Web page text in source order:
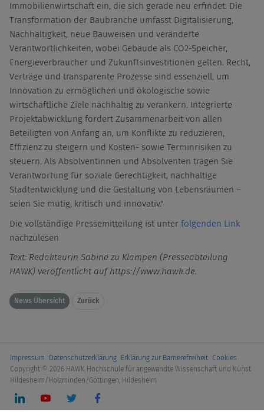
Immobilienwirtschaft ein, die sich gerade neu erfindet. Die
Transformation der Baubranche umfasst Digitalisierung,
Nachhaltigkeit, neue Bauweisen und veränderte
Verantwortlichkeiten, wobei Gebäude als CO2-Speicher,
Energieverbraucher und Zukunftsinvestitionen gelten. Recht,
Verträge und transparente Prozesse sind essenziell, um
Innovation zu ermöglichen und ökologische sowie
wirtschaftliche Ziele nachhaltig zu verankern. Integrierte
Projektabwicklung fordert Zusammenarbeit von allen
Beteiligten von Anfang an, um Konflikte zu reduzieren,
Effizienz zu steigern und Kosten- sowie Terminrisiken zu
steuern. Als Absolventinnen und Absolventen tragen Sie
Verantwortung für soziale Gerechtigkeit, nachhaltige
Stadtentwicklung und die Gestaltung von Lebensräumen –
seien Sie mutig, kritisch und innovativ."
Die vollständige Pressemitteilung ist unter folgenden Link
nachzulesen
Text: Redakteurin Sabine zu Klampen (Presseabteilung
HAWK) veröffentlicht auf https://www.hawk.de.
News Übersicht Zurück
Impressum Datenschutzerklärung Erklärung zur Barrierefreiheit Cookies
Copyright © 2026 HAWK Hochschule für angewandte Wissenschaft und Kunst
Hildesheim/Holzminden/Göttingen, Hildesheim